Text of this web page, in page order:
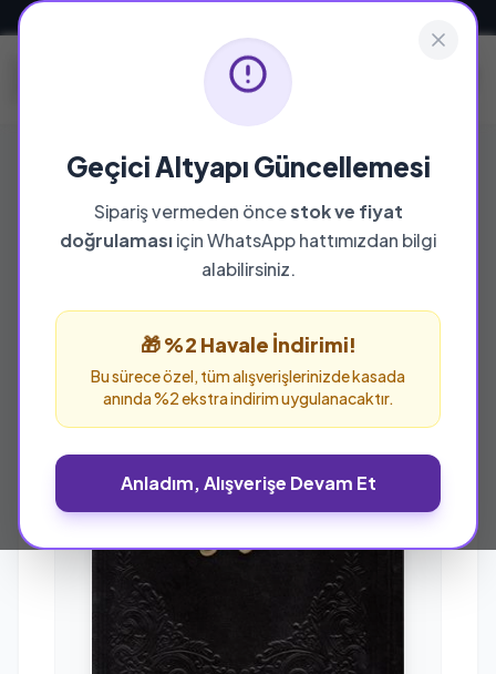
Geçici Altyapı Güncellemesi
Sipariş vermeden öncestok ve fiyat
doğrulamasıiçin WhatsApp hattımızdan bilgi
alabilirsiniz.
🎁 %2 Havale İndirimi!
Bu sürece özel, tüm alışverişlerinizde kasada
anında %2 ekstra indirim uygulanacaktır.
Anladım, Alışverişe Devam Et